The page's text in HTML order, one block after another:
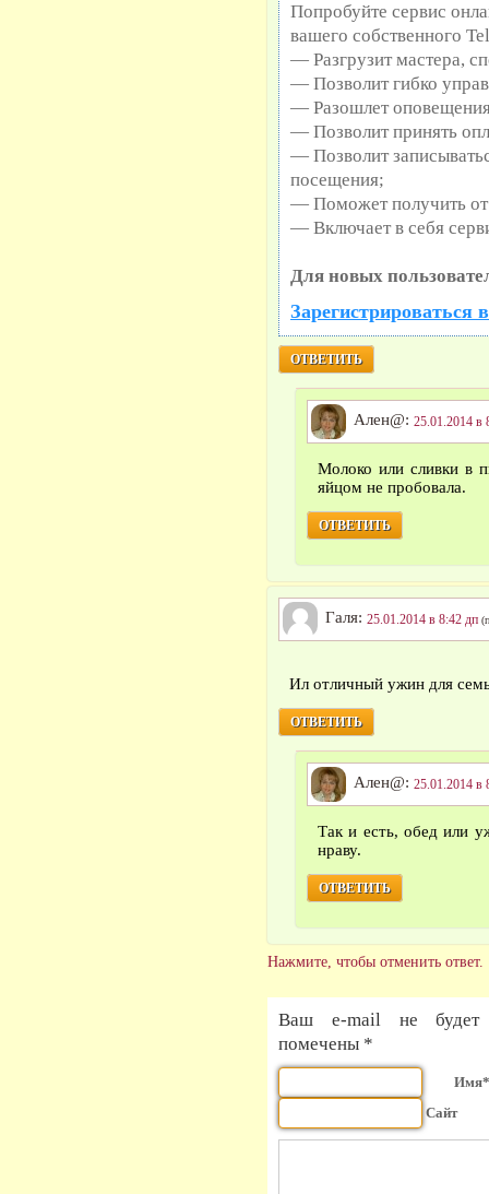
Попробуйте сервис
вашего собственного
— Разгрузит мастера,
— Позволит гибко
— Разошлет
— Позволит принять
— Позволит
посещения;
— Поможет получить от
— Включает в себя
Для новых
Зарегистрироваться
ОТВЕТИТЬ
Ален@: 25.01.2014 в
Молоко или сливки в
яйцом не пробовала.
ОТВЕТИТЬ
Галя: 25.01.2014 в 8:42 дп
Ил отличный ужин для
ОТВЕТИТЬ
Ален@: 25.01.2014 в
Так и есть, обед или
нраву.
ОТВЕТИТЬ
Нажмите, чтобы отменить ответ.
Ваш e-mail не будет
помечены *
Имя*
Сайт